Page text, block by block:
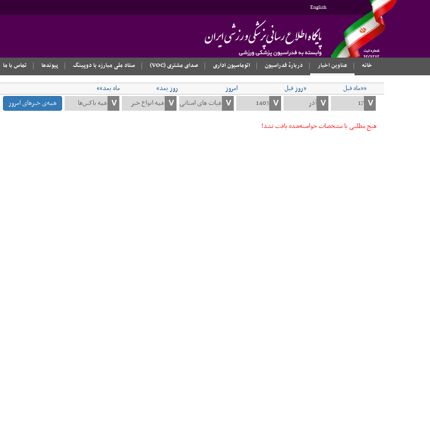
English
خانه
عناوین اخبار دربارهٔ فدراسیون اتوماسیون اداری صدای مشتری (VOC) ستاد ملی مبارزه با دوپینگ پیوندها تماس با ما
««ماه قبل «روز قبل امروز روز بعد»
ماه بعد»»
همه‌ی خبرهای امروز
هیچ مطلبی با مشخصات خواسته‌شده یافت نشد!